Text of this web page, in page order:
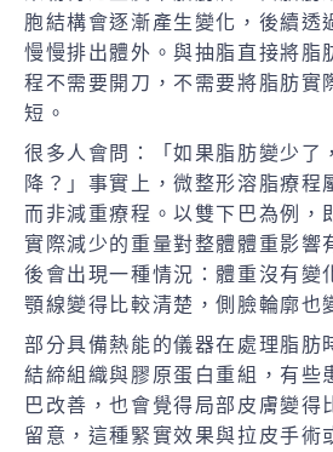
胞結構會逐漸產生變化，後續透
慢慢排出體外。與抽脂直接將脂
程不需要開刀，不需要將脂肪實
短。
很多人會問：「如果脂肪變少了
降？」事實上，微整形溶脂療程
而非減重療程。以雙下巴為例，
實際減少的重量對整體體重影響
後會出現一種情況：體重沒有變
顎線變得比較清楚，側臉輪廓也
部分具備熱能的儀器在處理脂肪
結締組織與膠原蛋白重組，有些
巴改善，也會覺得局部皮膚變得
留意，這種緊實效果與拉皮手術